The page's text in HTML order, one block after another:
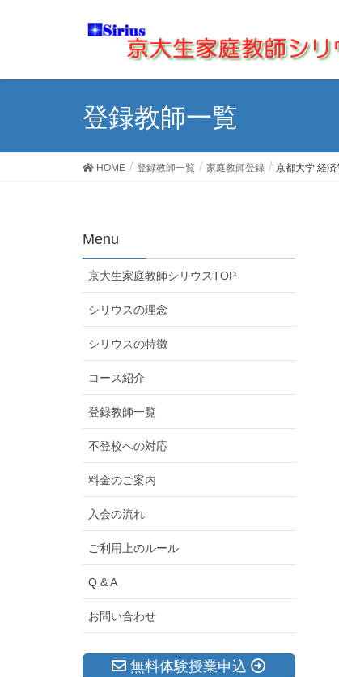
登録教師一覧
HOME 登録教師一覧 家庭教師登録 京都大学 経済
Menu
京大生家庭教師シリウスTOP
シリウスの理念
シリウスの特徴
コース紹介
登録教師一覧
不登校への対応
料金のご案内
入会の流れ
ご利用上のルール
Q & A
お問い合わせ
無料体験授業申込